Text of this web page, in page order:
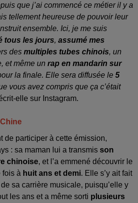
que j’ai commencé ce métier il y a
tellement heureuse de pouvoir leur
ensemble. Ici, je me suis
tous les jours, assumé mes
des multiples tubes chinois, un
et même un rap en mandarin sur
la finale. Elle sera diffusée le 5
vous avez compris que ça c’était
elle sur Instagram.
de participer à cette émission,
: sa maman lui a transmis son
chinoise, et l’a emmené découvrir le
fois à huit ans et demi. Elle s’y ait fait
sa carrière musicale, puisqu’elle y
les ans et a même sorti plusieurs